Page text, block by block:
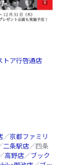
トア行啓通店
／京都ファミリ
二条駅店／四条
高野店／ブック